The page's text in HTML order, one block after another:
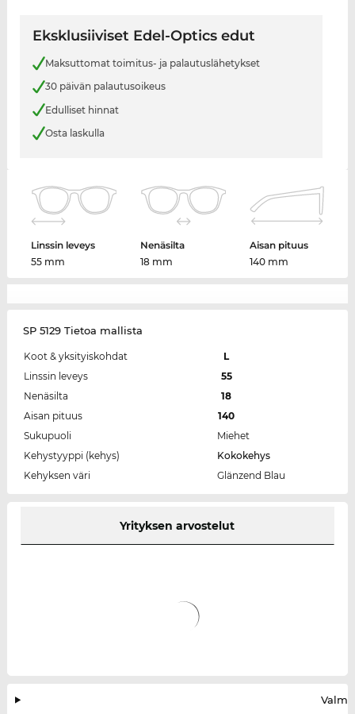
Eksklusiiviset Edel-Optics edut
Maksuttomat toimitus- ja palautuslähetykset
30 päivän palautusoikeus
Edulliset hinnat
Osta laskulla
Linssin leveys
55 mm
Nenäsilta
18 mm
Aisan pituus
140 mm
SP 5129 Tietoa mallista
Koot & yksityiskohdat
L
Linssin leveys
55
Nenäsilta
18
Aisan pituus
140
Sukupuoli
Miehet
Kehystyyppi (kehys)
Kokokehys
Kehyksen väri
Glänzend Blau
Yrityksen arvostelut